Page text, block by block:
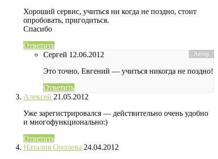
Хороший сервис, учиться ни когда не поздно, стоит
опробовать, пригодиться.
Спасибо
Ответить
Сергей 12.06.2012
Это точно, Евгений — учиться никогда не поздно!
Ответить
Алексей 21.05.2012
Уже зарегистрировался — действительно очень удобно
и многофункционально:)
Ответить
Наталия Ополева 24.04.2012